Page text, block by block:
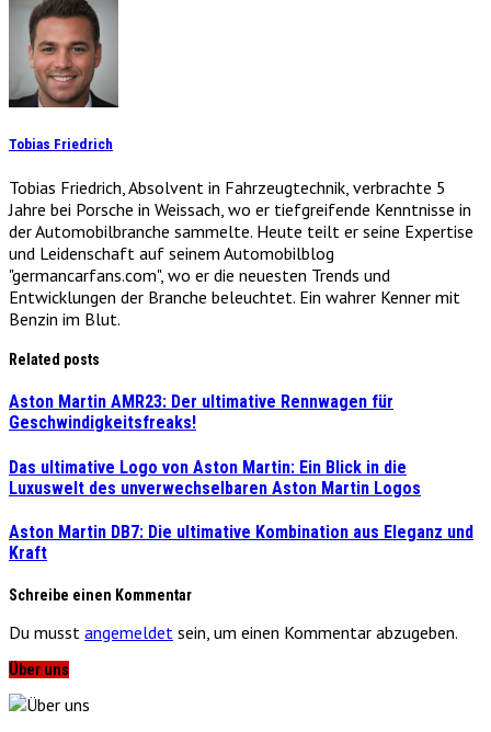
Tobias Friedrich
Tobias Friedrich, Absolvent in Fahrzeugtechnik, verbrachte 5
Jahre bei Porsche in Weissach, wo er tiefgreifende Kenntnisse in
der Automobilbranche sammelte. Heute teilt er seine Expertise
und Leidenschaft auf seinem Automobilblog
"germancarfans.com", wo er die neuesten Trends und
Entwicklungen der Branche beleuchtet. Ein wahrer Kenner mit
Benzin im Blut.
Related posts
Aston Martin AMR23: Der ultimative Rennwagen für
Geschwindigkeitsfreaks!
Das ultimative Logo von Aston Martin: Ein Blick in die
Luxuswelt des unverwechselbaren Aston Martin Logos
Aston Martin DB7: Die ultimative Kombination aus Eleganz und
Kraft
Schreibe einen Kommentar
Du musst angemeldet sein, um einen Kommentar abzugeben.
Über uns